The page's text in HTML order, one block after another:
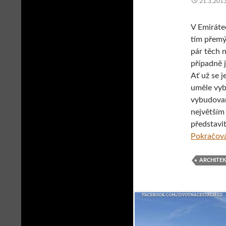
V
tím
pár těch
případně
Ať už se
uměle